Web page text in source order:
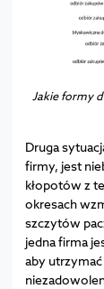
Jakie formy
Druga
firmy, jest
kłopotów z
okresach
szczytów
jedna firma
aby utrzymać